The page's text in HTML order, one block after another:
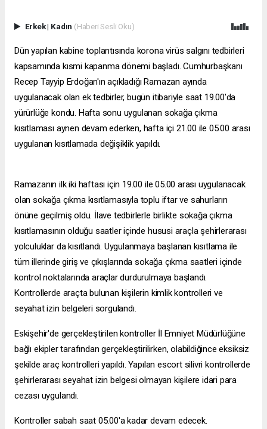
Erkek| Kadın (Haberi Sesli Oku)
Dün yapılan kabine toplantısında korona virüs salgını tedbirleri
kapsamında kısmi kapanma dönemi başladı. Cumhurbaşkanı
Recep Tayyip Erdoğan'ın açıkladığı Ramazan ayında
uygulanacak olan ek tedbirler, bugün itibariyle saat 19.00'da
yürürlüğe kondu. Hafta sonu uygulanan sokağa çıkma
kısıtlaması aynen devam ederken, hafta içi 21.00 ile 05.00 arası
uygulanan kısıtlamada değişiklik yapıldı.
Ramazanın ilk iki haftası için 19.00 ile 05.00 arası uygulanacak
olan sokağa çıkma kısıtlamasıyla toplu iftar ve sahurların
önüne geçilmiş oldu. İlave tedbirlerle birlikte sokağa çıkma
kısıtlamasının olduğu saatler içinde hususi araçla şehirlerarası
yolculuklar da kısıtlandı. Uygulanmaya başlanan kısıtlama ile
tüm illerinde giriş ve çıkışlarında sokağa çıkma saatleri içinde
kontrol noktalarında araçlar durdurulmaya başlandı.
Kontrollerde araçta bulunan kişilerin kimlik kontrolleri ve
seyahat izin belgeleri sorgulandı.
Eskişehir'de gerçekleştirilen kontroller İl Emniyet Müdürlüğüne
bağlı ekipler tarafından gerçekleştirilirken, olabildiğince eksiksiz
şekilde araç kontrolleri yapıldı. Yapılan escort silivri kontrollerde
şehirlerarası seyahat izin belgesi olmayan kişilere idari para
cezası uygulandı.
Kontroller sabah saat 05.00'a kadar devam edecek.